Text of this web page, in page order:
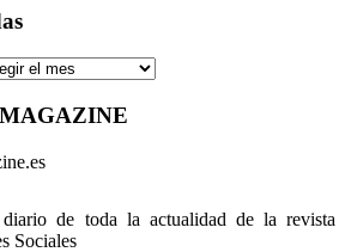
de toda la actualidad de la revista
Sociales